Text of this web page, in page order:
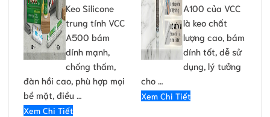
Keo Silicone
trung tính VCC
A500 bám
dính mạnh,
chống thấm,
đàn hồi cao, phù hợp mọi
bề mặt, điều …
Xem Chi Tiết
A100 của VCC
là keo chất
lượng cao, bám
dính tốt, dễ sử
dụng, lý tưởng
cho …
Xem Chi Tiết